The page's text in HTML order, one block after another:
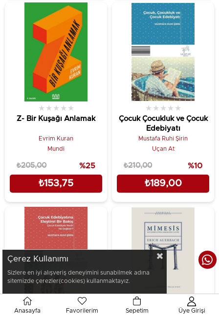
Z- Bir Kuşağı Anlamak
★ ★ ★ ★ ★
Evrim Kuran
Mundi
₺153,75
₺205,00 %25
Çocuk Çocukluk ve Çocuk
Edebiyatı
★ ★ ★ ★ ★
Mustafa Ruhi Şirin
Uçan At
₺189,00
₺210,00 %10
★ ★★ ★ ★
Çerez Kullanımı
Sizlere en iyi alışveriş deneyimini sunabilmek adına
sitemizde çerezler(cookies) kullanmaktayız.
Anasayfa Favorilerim Sepetim Üye Girişi